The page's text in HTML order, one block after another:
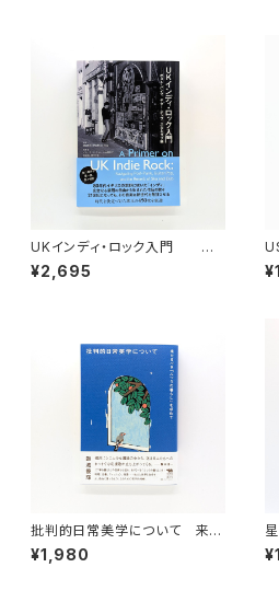
UKインディ・ロック入門 ポ
スト・パンク、ギター・ポップ、スカ
とダブ編
¥2,695
批判的日常美学について 来た
るべき「ふつうの暮らし」を求め
て
¥1,980